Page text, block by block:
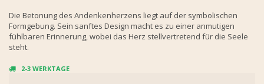
Die Betonung des Andenkenherzens liegt auf der symbolischen
Formgebung. Sein sanftes Design macht es zu einer anmutigen
fühlbaren Erinnerung, wobei das Herz stellvertretend für die Seele
steht.
2-3 WERKTAGE